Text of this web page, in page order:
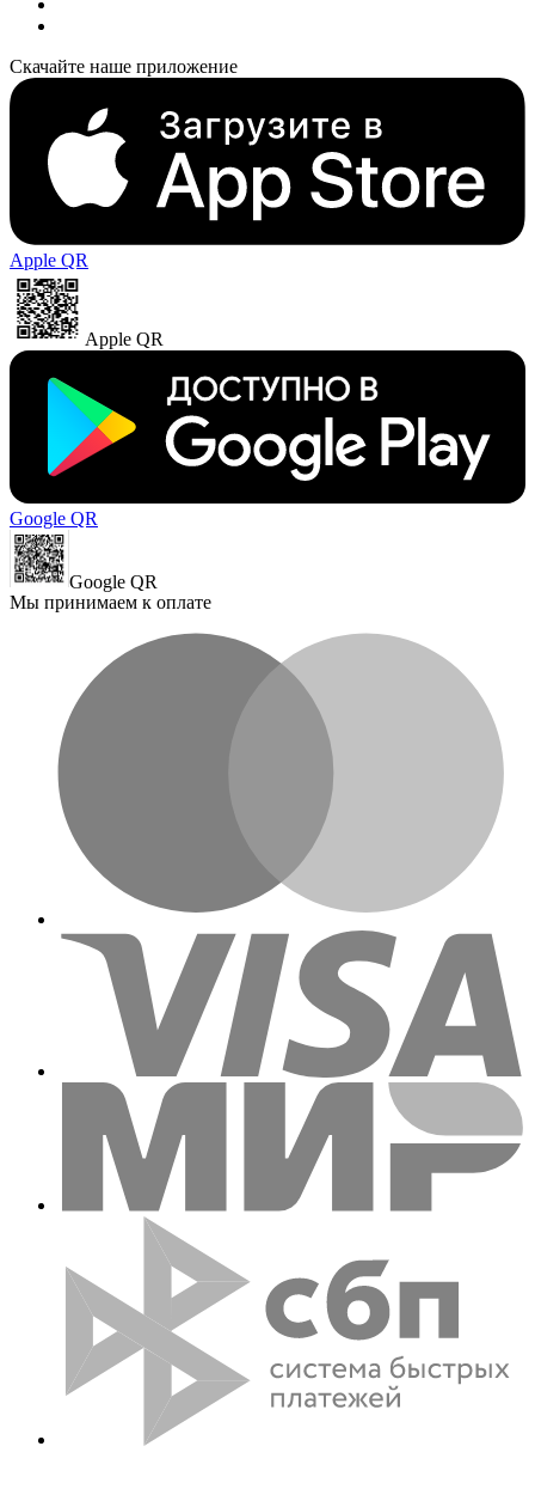
Скачайте наше приложение
Apple QR
Apple QR
Google QR
Google QR
Мы принимаем к оплате